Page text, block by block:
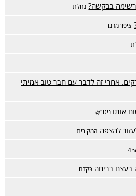
בבקשה? נחלת
ציפורמדבר
אחרי זה לדבר עם חבר טוב אמיתי
אותו ניגון🌿
להצפה המקורית
בעצם בריחה כְּקֶדֶם